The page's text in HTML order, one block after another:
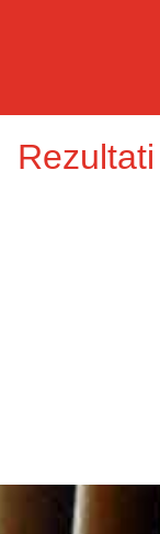
Rezultati